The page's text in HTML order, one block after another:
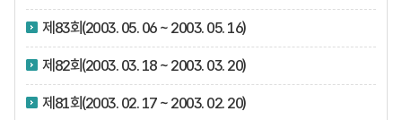
제83회(2003. 05. 06 ~ 2003. 05. 16)
제82회(2003. 03. 18 ~ 2003. 03. 20)
제81회(2003. 02. 17 ~ 2003. 02. 20)